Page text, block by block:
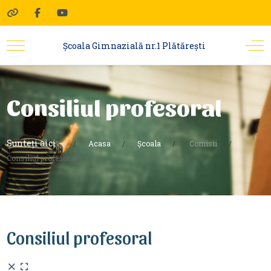
Şcoala Gimnazială nr.1 Plătărești
Consiliul profesoral
Sunteți aici: Acasa Școala
Comisii
Consiliul profesoral
Consiliul profesoral